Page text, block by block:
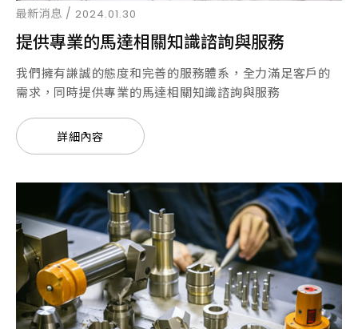
最新消息 / 2024.01.30
提供專業的馬達相關知識諮詢與服務
我們擁有謙誠的態度和完善的服務體系，全力滿足客戶的
需求，同時提供專業的馬達相關知識諮詢與服務
詳細內容